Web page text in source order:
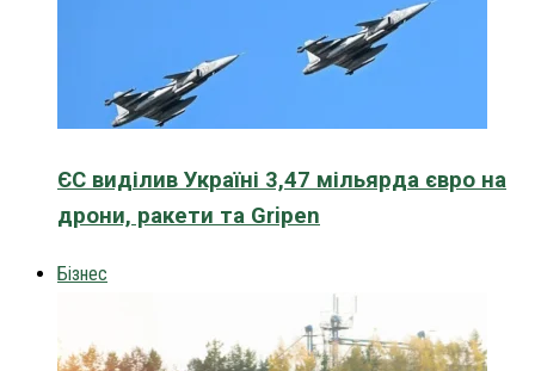
ЄС виділив Україні 3,47 мільярда євро на
дрони, ракети та Gripen
Бізнес